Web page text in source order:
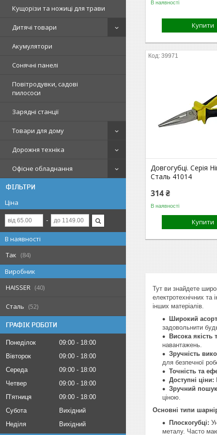
Кущорізи та ножиці для трави
Дитячі товари
Акумулятори
Сонячні панелі
Повітродувки, садові
пилососи
Зарядні станції
Товари для дому
Дорожня техніка
Офісне обладнання
ФІЛЬТРИ
Ціна
В наявності
Так
84
Виробник
HAISSER
40
Сталь 52
ГРАФІК РОБОТИ
Понеділок 09:00
18:00
Вівторок
09:00
18:00
Середа
09:00
18:00
Четвер
09:00
18:00
Пʼятниця
09:00
18:00
Субота
Вихідний
Неділя
Вихідний
В наявності
Купити
39971
Довгогубці. Серія
Сталь 41014
314 ₴
В наявності
Купити
Тут ви знайдете
електротехнічних та
інших матеріалів.
Широкий
задовольнити
Висока якість
навантажень.
Зручність
для безпечної
Точність та
Доступні ціни:
Зручний
ціною.
Основні типи
Плоскогубці:
металу. Часто